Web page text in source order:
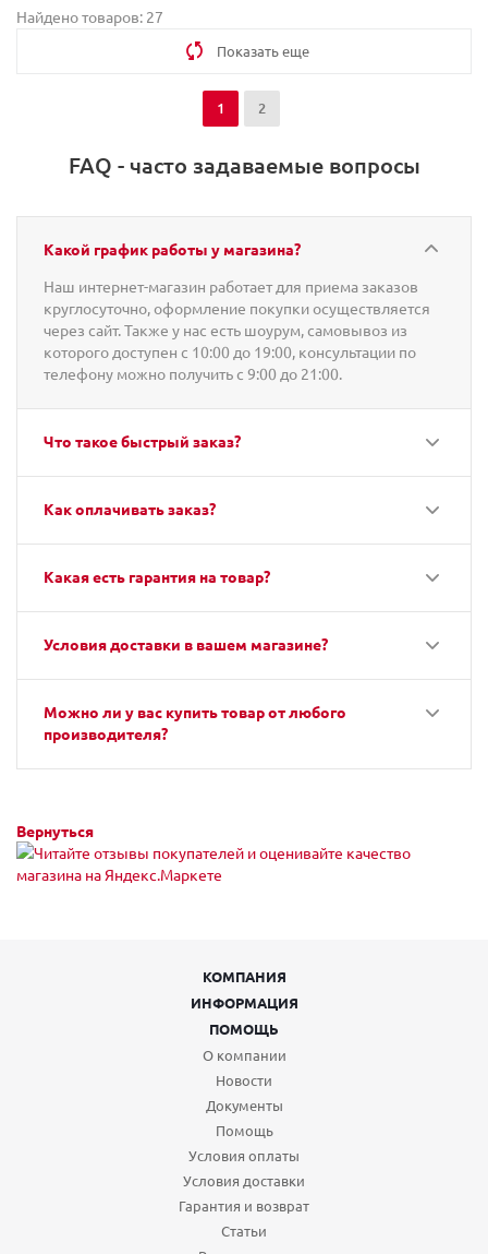
Найдено товаров: 27
Показать еще
1 2
FAQ - часто задаваемые вопросы
Какой график работы у магазина?
Наш интернет-магазин работает для приема заказов
круглосуточно, оформление покупки осуществляется
через сайт. Также у нас есть шоурум, самовывоз из
которого доступен с 10:00 до 19:00, консультации по
телефону можно получить с 9:00 до 21:00.
Что такое быстрый заказ?
Как оплачивать заказ?
Какая есть гарантия на товар?
Условия доставки в вашем магазине?
Можно ли у вас купить товар от любого
производителя?
Вернуться
КОМПАНИЯ
ИНФОРМАЦИЯ
ПОМОЩЬ
О компании
Новости
Документы
Помощь
Условия оплаты
Условия доставки
Гарантия и возврат
Статьи